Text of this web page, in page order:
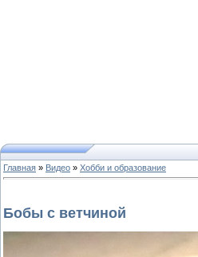
Главная » Видео » Хобби и образование
Бобы с ветчиной